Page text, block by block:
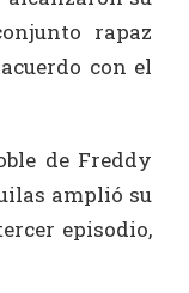
rapaz
con el
de Freddy
amplió su
episodio,